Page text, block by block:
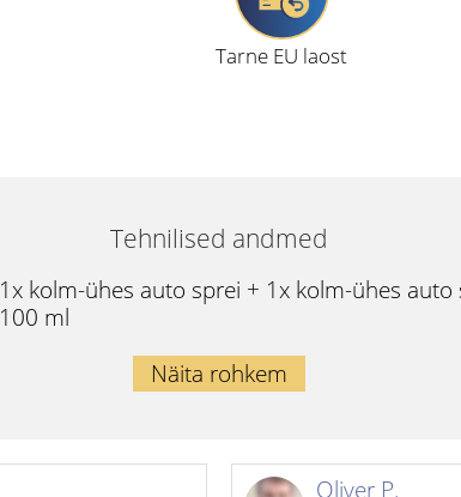
Tarne EU laost
Tehnilised andmed
1x kolm-ühes auto sprei + 1x kolm-ühes auto
100 ml
Näita rohkem
Oliver P.